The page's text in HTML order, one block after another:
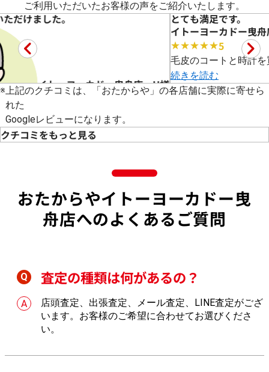
ご利用いただいたお客様の声をご紹介いたします。
U様
とても満足です。
イトーヨーカドー曳舟店
※上記のクチコミは、「おたからや」の各店舗に実際に寄せら
れた
Googleレビューになります。
クチコミをもっと見る
おたからやイトーヨーカドー曳
舟店へのよくあるご質問
査定の種類は何があるの？
店頭査定、出張査定、メール査定、LINE査定がござ
います。お客様のご希望に合わせてお選びくださ
い。